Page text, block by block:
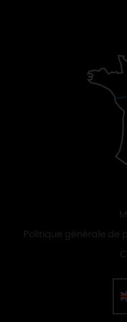
Politique générale de